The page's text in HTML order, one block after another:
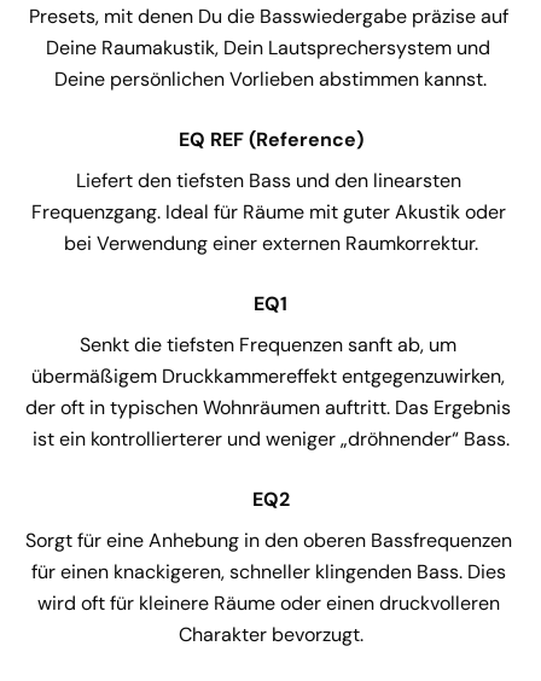
Presets, mit denen Du die Basswiedergabe präzise auf
Deine Raumakustik, Dein Lautsprechersystem und
Deine persönlichen Vorlieben abstimmen kannst.
EQ REF (Reference)
Liefert den tiefsten Bass und den linearsten
Frequenzgang. Ideal für Räume mit guter Akustik oder
bei Verwendung einer externen Raumkorrektur.
EQ1
Senkt die tiefsten Frequenzen sanft ab, um
übermäßigem Druckkammereffekt entgegenzuwirken,
der oft in typischen Wohnräumen auftritt. Das Ergebnis
ist ein kontrollierterer und weniger „dröhnender“ Bass.
EQ2
Sorgt für eine Anhebung in den oberen Bassfrequenzen
für einen knackigeren, schneller klingenden Bass. Dies
wird oft für kleinere Räume oder einen druckvolleren
Charakter bevorzugt.